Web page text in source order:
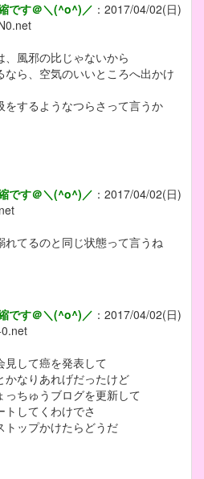
です＠＼(^o^)／ ： 2017/04/02(日)
、風邪の比じゃないから
なら、空気のいいところへ出かけ
をするようなつらさって言うか
です＠＼(^o^)／ ： 2017/04/02(日)
れてるのと同じ状態って言うね
です＠＼(^o^)／ ： 2017/04/02(日)
見して癌を発表して
かなりあれげだったけど
っちゅうブログを更新して
トしてくわけでさ
トップかけたらどうだ